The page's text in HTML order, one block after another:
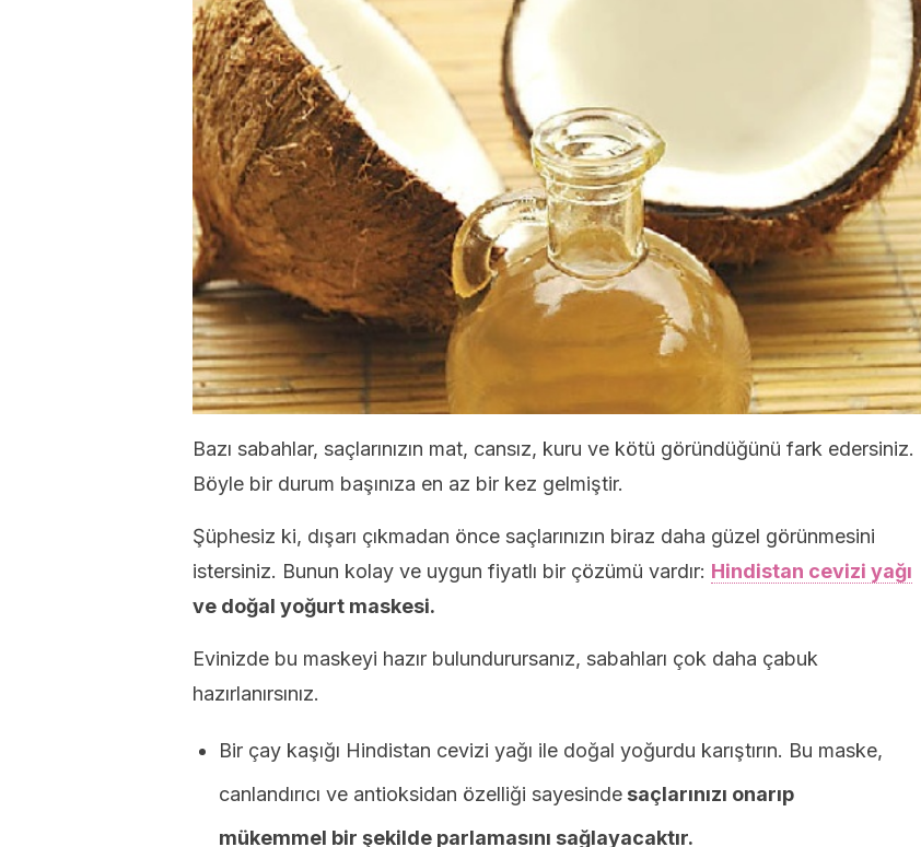
Bazı sabahlar, saçlarınızın mat, cansız, kuru ve kötü göründüğünü fark edersiniz.
Böyle bir durum başınıza en az bir kez gelmiştir.
Şüphesiz ki, dışarı çıkmadan önce saçlarınızın biraz daha güzel görünmesini
istersiniz. Bunun kolay ve uygun fiyatlı bir çözümü vardır: Hindistan cevizi yağı
ve doğal yoğurt maskesi.
Evinizde bu maskeyi hazır bulundurursanız, sabahları çok daha çabuk
hazırlanırsınız.
Bir çay kaşığı Hindistan cevizi yağı ile doğal yoğurdu karıştırın. Bu maske,
canlandırıcı ve antioksidan özelliği sayesinde saçlarınızı onarıp
mükemmel bir şekilde parlamasını sağlayacaktır.